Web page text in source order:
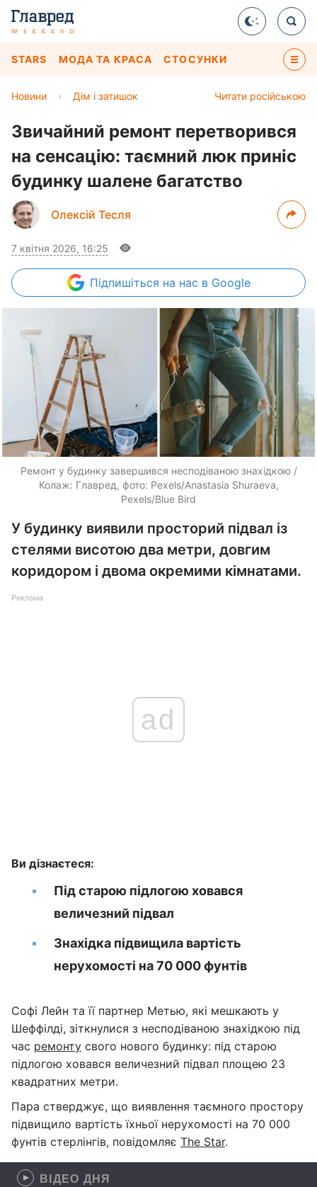
STARS МОДА ТА КРАСА СТОСУНКИ
Читати російською
Новини › Дім і затишок
Звичайний ремонт перетворився
на сенсацію: таємний люк приніс
будинку шалене багатство
Олексій Тесля
7 квітня 2026, 16:25
Підпишіться на нас в Google
Ремонт у будинку завершився несподіваною знахідкою /
Колаж: Главред, фото: Pexels/Anastasia Shuraeva,
Pexels/Blue Bird
У будинку виявили просторий підвал із
стелями висотою два метри, довгим
коридором і двома окремими кімнатами.
Реклама
ad
Ви дізнаєтеся:
Під старою підлогою ховався
величезний підвал
Знахідка підвищила вартість
нерухомості на 70 000 фунтів
Софі Лейн та її партнер Метью, які мешкають у
Шеффілді, зіткнулися з несподіваною знахідкою під
час ремонту свого нового будинку: під старою
підлогою ховався величезний підвал площею 23
квадратних метри.
Пара стверджує, що виявлення таємного простору
підвищило вартість їхньої нерухомості на 70 000
фунтів стерлінгів, повідомляє The Star.
ВІДЕО ДНЯ